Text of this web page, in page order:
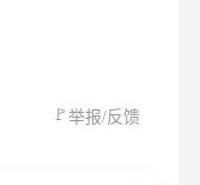
🚩举报/反馈